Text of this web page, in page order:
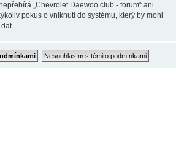
„Chevrolet Daewoo club - forum“ ani
pokus o vniknutí do systému, který by mohl